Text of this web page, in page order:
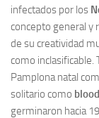
infectados por los
concepto general y
de su creatividad
como inclasificable.
Pamplona natal
solitario como
germinaron hacia